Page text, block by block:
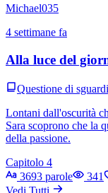
Michael035
4 settimane fa
Alla luce del
Questione di
Lontani dall'oscurità
Sara scoprono che la
della passione.
Capitolo 4
3693 parole
341
Vedi Tutti